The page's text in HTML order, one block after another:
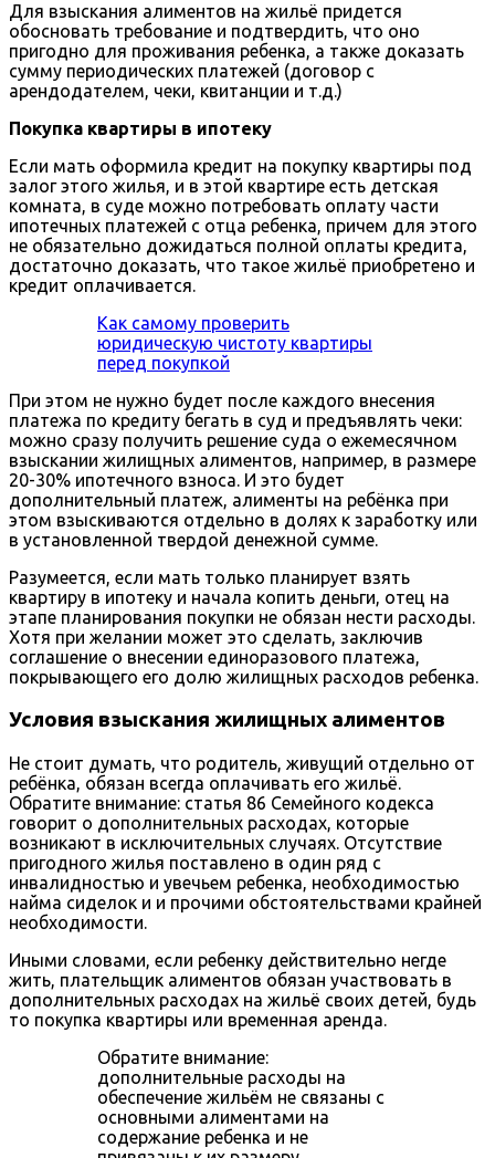
Для взыскания алиментов на жильё придется
обосновать требование и подтвердить, что оно
пригодно для проживания ребенка, а также доказать
сумму периодических платежей (договор с
арендодателем, чеки, квитанции и т.д.)
Покупка квартиры в ипотеку
Если мать оформила кредит на покупку квартиры под
залог этого жилья, и в этой квартире есть детская
комната, в суде можно потребовать оплату части
ипотечных платежей с отца ребенка, причем для этого
не обязательно дожидаться полной оплаты кредита,
достаточно доказать, что такое жильё приобретено и
кредит оплачивается.
Как самому проверить
юридическую чистоту квартиры
перед покупкой
При этом не нужно будет после каждого внесения
платежа по кредиту бегать в суд и предъявлять чеки:
можно сразу получить решение суда о ежемесячном
взыскании жилищных алиментов, например, в размере
20-30% ипотечного взноса. И это будет
дополнительный платеж, алименты на ребёнка при
этом взыскиваются отдельно в долях к заработку или
в установленной твердой денежной сумме.
Разумеется, если мать только планирует взять
квартиру в ипотеку и начала копить деньги, отец на
этапе планирования покупки не обязан нести расходы.
Хотя при желании может это сделать, заключив
соглашение о внесении единоразового платежа,
покрывающего его долю жилищных расходов ребенка.
Условия взыскания жилищных алиментов
Не стоит думать, что родитель, живущий отдельно от
ребёнка, обязан всегда оплачивать его жильё.
Обратите внимание: статья 86 Семейного кодекса
говорит о дополнительных расходах, которые
возникают в исключительных случаях. Отсутствие
пригодного жилья поставлено в один ряд с
инвалидностью и увечьем ребенка, необходимостью
найма сиделок и и прочими обстоятельствами крайней
необходимости.
Иными словами, если ребенку действительно негде
жить, плательщик алиментов обязан участвовать в
дополнительных расходах на жильё своих детей, будь
то покупка квартиры или временная аренда.
Обратите внимание:
дополнительные расходы на
обеспечение жильём не связаны с
основными алиментами на
содержание ребенка и не